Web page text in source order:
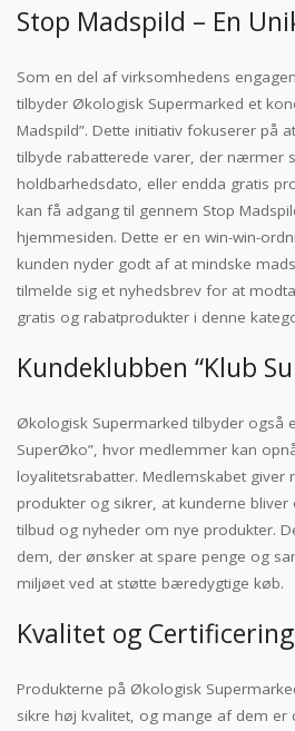
Stop Madspild – En
Som en del af virksomhedens
tilbyder Økologisk Supermarked et
Madspild”. Dette initiativ fokuserer på
tilbyde rabatterede varer, der nærmer
holdbarhedsdato, eller endda gratis
kan få adgang til gennem Stop
hjemmesiden. Dette er en win-win-
kunden nyder godt af at mindske
tilmelde sig et nyhedsbrev for at
gratis og rabatprodukter i denne
Kundeklubben “Klub
Økologisk Supermarked tilbyder også
SuperØko”, hvor medlemmer kan
loyalitetsrabatter. Medlemskabet giver
produkter og sikrer, at kunderne
tilbud og nyheder om nye produkter.
dem, der ønsker at spare penge og
miljøet ved at støtte bæredygtige køb.
Kvalitet og
Produkterne på Økologisk
sikre høj kvalitet, og mange af dem er